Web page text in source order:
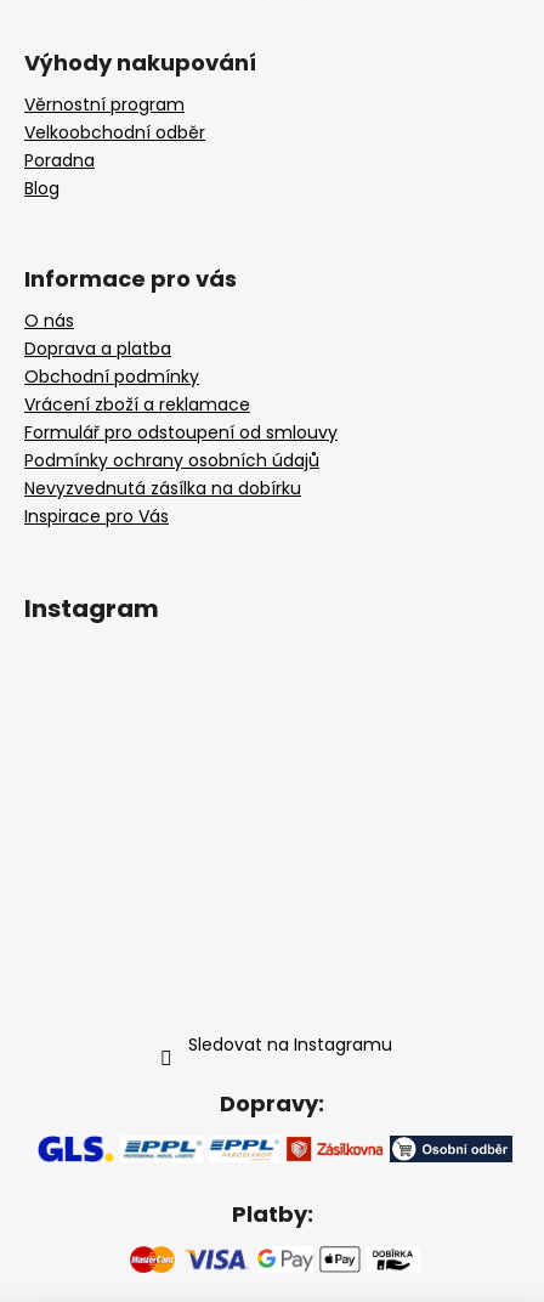
Výhody nakupování
Věrnostní program
Velkoobchodní odběr
Poradna
Blog
Informace pro vás
O nás
Doprava a platba
Obchodní podmínky
Vrácení zboží a reklamace
Formulář pro odstoupení od smlouvy
Podmínky ochrany osobních údajů
Nevyzvednutá zásílka na dobírku
Inspirace pro Vás
Instagram
Sledovat na Instagramu
Dopravy:
Platby: